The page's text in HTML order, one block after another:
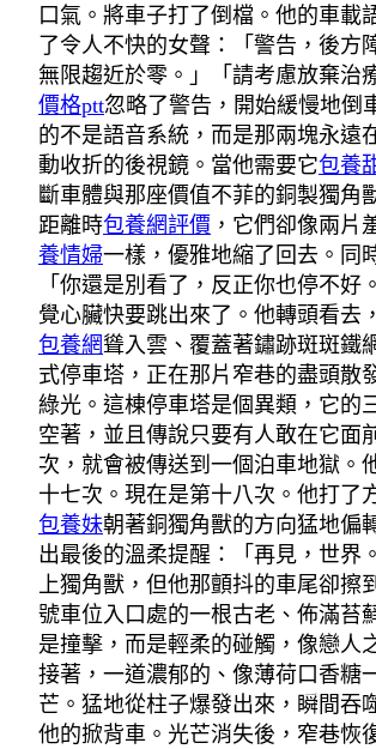
口氣。將車子打了倒檔。他的車載
了令人不快的女聲：「警告，後方
無限趨近於零。」「請考慮放棄治
價格ptt忽略了警告，開始緩慢地倒
的不是語音系統，而是那兩塊永遠
動收折的後視鏡。當他需要它包養
斷車體與那座價值不菲的銅製獨角
距離時包養網評價 ，它們卻像兩片
養情婦一樣，優雅地縮了回去。同
「你還是別看了，反正你也停不好
覺心臟快要跳出來了。他轉頭看去
包養網聳入雲、覆蓋著鏽跡斑斑鐵
式停車塔，正在那片窄巷的盡頭散
綠光。這棟停車塔是個異類，它的
空著，並且傳說只要有人敢在它面
次，就會被傳送到一個泊車地獄。
十七次。現在是第十八次。他打了
包養妹朝著銅獨角獸的方向猛地偏
出最後的溫柔提醒：「再見，世界
上獨角獸，但他那顫抖的車尾卻擦
號車位入口處的一根古老、佈滿苔
是撞擊，而是輕柔的碰觸，像戀人
接著，一道濃郁的、像薄荷口香糖
芒。猛地從柱子爆發出來，瞬間吞
他的掀背車。光芒消失後，窄巷恢